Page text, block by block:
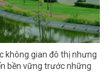
không gian đô thị nhưng
bền vững trước những